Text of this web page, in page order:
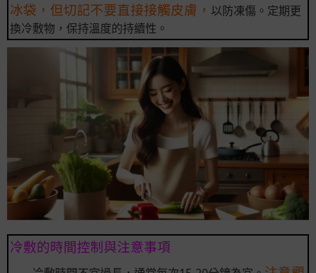
冰袋，但切記不要直接接觸皮膚， 以防凍傷。定期更
換冷敷物，保持溫度的持續性。
冷敷的時間控制與注意事項